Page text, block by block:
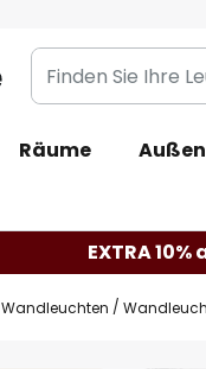
Finden
Sie
Leuchte...
Räume
EXTRA 10%
Wandleuchten